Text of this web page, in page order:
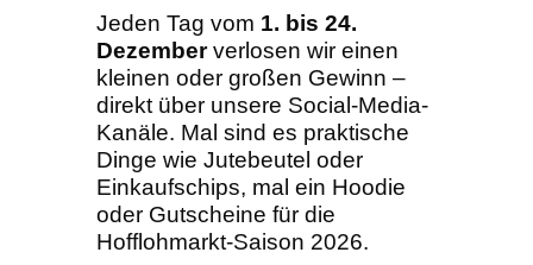
Jeden Tag vom 1. bis 24.
Dezemberverlosen wir einen
kleinen oder großen Gewinn –
direkt über unsere Social-Media-
Kanäle. Mal sind es praktische
Dinge wie Jutebeutel oder
Einkaufschips, mal ein Hoodie
oder Gutscheine für die
Hofflohmarkt-Saison 2026.